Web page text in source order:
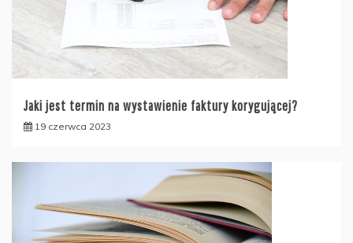
Jaki jest termin na wystawienie faktury korygującej?
19 czerwca 2023